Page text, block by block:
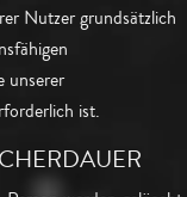
Nutzer grundsätzlich
unserer
ist.